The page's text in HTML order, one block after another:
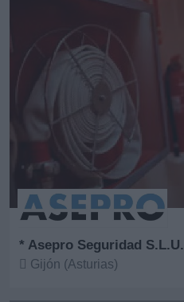
* Asepro Seguridad S.L.U.
Gijón (Asturias)